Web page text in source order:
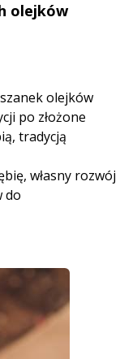
olejków
olejków
po złożone
tradycją
własny rozwój
do